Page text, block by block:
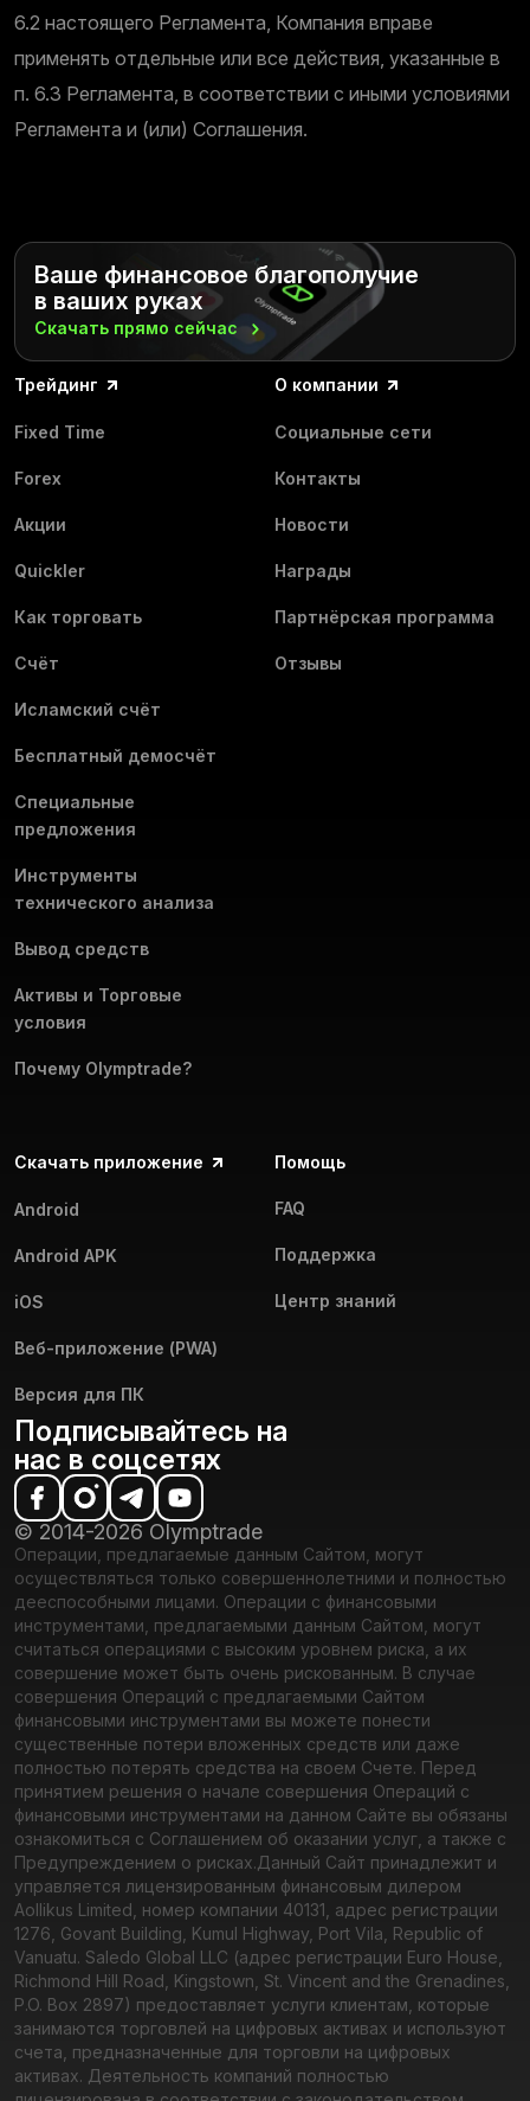
6.2 настоящего Регламента, Компания вправе
применять отдельные или все действия, указанные в
п. 6.3 Регламента, в соответствии с иными условиями
Регламента и (или) Соглашения.
Ваше финансовое благополучие
в ваших руках
Скачать прямо сейчас
Трейдинг
Fixed Time
Forex
Акции
Quickler
Как торговать
Счёт
Исламский счёт
Бесплатный демосчёт
Специальные
предложения
Инструменты
технического анализа
Вывод средств
Активы и Торговые
условия
Почему Olymptrade?
О компании
Социальные сети
Контакты
Новости
Награды
Партнёрская программа
Отзывы
Скачать приложение
Android
Android APK
iOS
Веб-приложение (PWA)
Версия для ПК
Помощь
FAQ
Поддержка
Центр знаний
Подписывайтесь на
нас в соцсетях
© 2014-2026 Olymptrade
Операции, предлагаемые данным Сайтом, могут
осуществляться только совершеннолетними и полностью
дееспособными лицами. Операции с финансовыми
инструментами, предлагаемыми данным Сайтом, могут
считаться операциями с высоким уровнем риска, а их
совершение может быть очень рискованным. В случае
совершения Операций с предлагаемыми Сайтом
финансовыми инструментами вы можете понести
существенные потери вложенных средств или даже
полностью потерять средства на своем Счете. Перед
принятием решения о начале совершения Операций с
финансовыми инструментами на данном Сайте вы обязаны
ознакомиться с Соглашением об оказании услуг, а также с
Предупреждением о рисках.Данный Сайт принадлежит и
управляется лицензированным финансовым дилером
Aollikus Limited, номер компании 40131, адрес регистрации
1276, Govant Building, Kumul Highway, Port Vila, Republic of
Vanuatu. Saledo Global LLC (адрес регистрации Euro House,
Richmond Hill Road, Kingstown, St. Vincent and the Grenadines,
P.O. Box 2897) предоставляет услуги клиентам, которые
занимаются торговлей на цифровых активах и используют
счета, предназначенные для торговли на цифровых
активах. Деятельность компаний полностью